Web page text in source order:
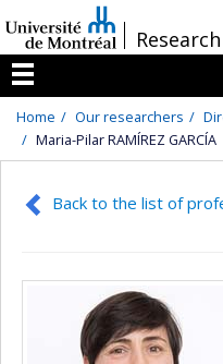
au
contenu
/Research
Menu
Home Our researchers
Maria-Pilar RAMÍREZ GARCÍA
Back to the list of